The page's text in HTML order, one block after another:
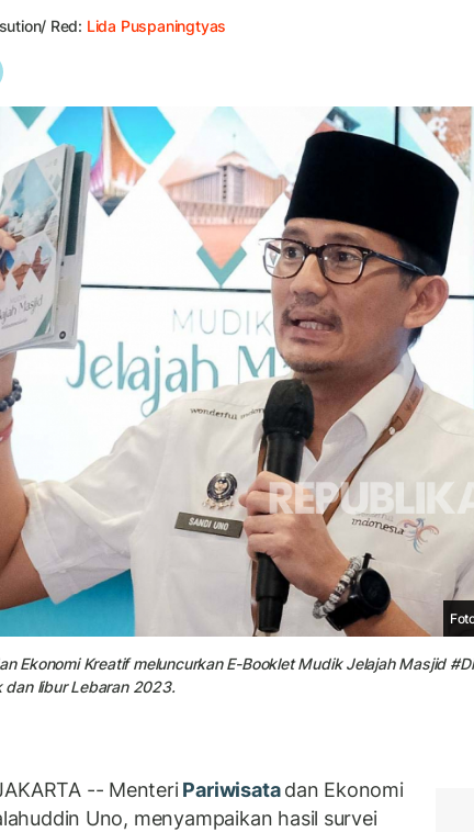
Red: Lida Puspaningtyas
Ekonomi Kreatif meluncurkan E-Booklet Mudik Jelajah Masjid
dan libur Lebaran 2023.
-- MenteriPariwisatadan Ekonomi
Uno, menyampaikan hasil survei